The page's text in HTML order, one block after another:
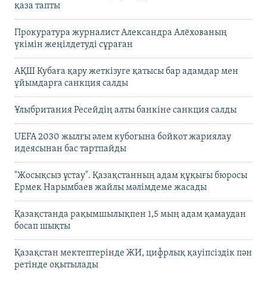
қаза тапты
Прокуратура журналист Александра Алёхованың
үкімін жеңілдетуді сұраған
АҚШ Кубаға қару жеткізуге қатысы бар адамдар мен
ұйымдарға санкция салды
Ұлыбритания Ресейдің алты банкіне санкция салды
UEFA 2030 жылғы әлем кубогына бойкот жариялау
идеясынан бас тартпайды
"Жосықсыз ұстау". Қазақстанның адам құқығы бюросы
Ермек Нарымбаев жайлы мәлімдеме жасады
Қазақстанда рақымшылықпен 1,5 мың адам қамаудан
босап шықты
Қазақстан мектептерінде ЖИ, цифрлық қауіпсіздік пән
ретінде оқытылады